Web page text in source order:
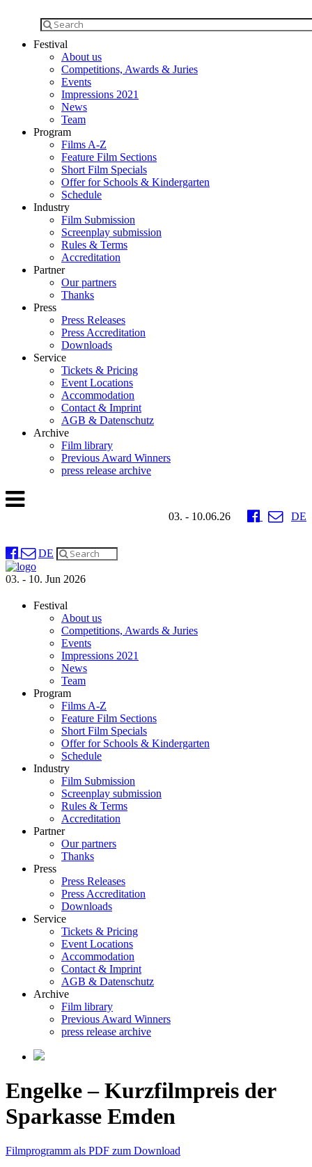
Festival
About us
Competitions, Awards & Juries
Events
Impressions 2021
News
Team
Program
Films A-Z
Feature Film Sections
Short Film Specials
Offer for Schools & Kindergarten
Schedule
Industry
Film Submission
Screenplay submission
Rules & Terms
Accreditation
Partner
Our partners
Thanks
Press
Press Releases
Press Accreditation
Downloads
Service
Tickets & Pricing
Event Locations
Accommodation
Contact & Imprint
AGB & Datenschutz
Archive
Film library
Previous Award Winners
press release archive
03. - 10.06.26 DE
DE
03. - 10. Jun 2026
Festival
About us
Competitions, Awards & Juries
Events
Impressions 2021
News
Team
Program
Films A-Z
Feature Film Sections
Short Film Specials
Offer for Schools & Kindergarten
Schedule
Industry
Film Submission
Screenplay submission
Rules & Terms
Accreditation
Partner
Our partners
Thanks
Press
Press Releases
Press Accreditation
Downloads
Service
Tickets & Pricing
Event Locations
Accommodation
Contact & Imprint
AGB & Datenschutz
Archive
Film library
Previous Award Winners
press release archive
Engelke – Kurzfilmpreis der
Sparkasse Emden
Filmprogramm als PDF zum Download